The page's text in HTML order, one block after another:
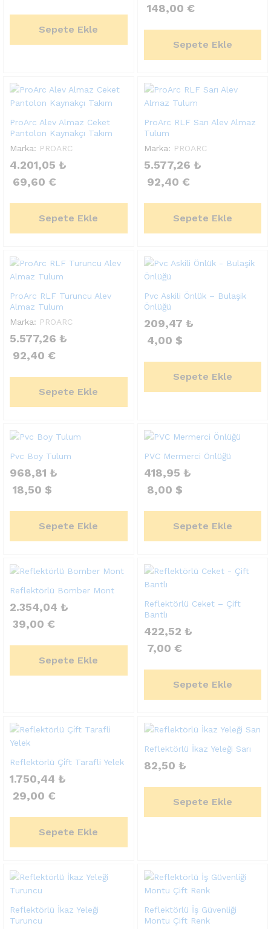
Sepete Ekle
148,00 €
Sepete Ekle
ProArc Alev Almaz Ceket
Pantolon Kaynakçı Takım
Marka: PROARC
4.201,05 ₺
69,60 €
Sepete Ekle
ProArc RLF Sarı Alev Almaz
Tulum
Marka: PROARC
5.577,26 ₺
92,40 €
Sepete Ekle
ProArc RLF Turuncu Alev
Almaz Tulum
Marka: PROARC
5.577,26 ₺
92,40 €
Sepete Ekle
Pvc Askili Önlük – Bulaşik
Önlüğü
209,47 ₺
4,00 $
Sepete Ekle
Pvc Boy Tulum
968,81 ₺
18,50 $
Sepete Ekle
PVC Mermerci Önlüğü
418,95 ₺
8,00 $
Sepete Ekle
Reflektörlü Bomber Mont
2.354,04 ₺
39,00 €
Sepete Ekle
Reflektörlü Ceket – Çift
Bantlı
422,52 ₺
7,00 €
Sepete Ekle
Reflektörlü Çi̇ft Tarafli Yelek
1.750,44 ₺
29,00 €
Sepete Ekle
Reflektörlü İkaz Yeleği Sarı
82,50 ₺
Sepete Ekle
Reflektörlü İkaz Yeleği
Turuncu
Reflektörlü İş Güvenliği
Montu Çift Renk